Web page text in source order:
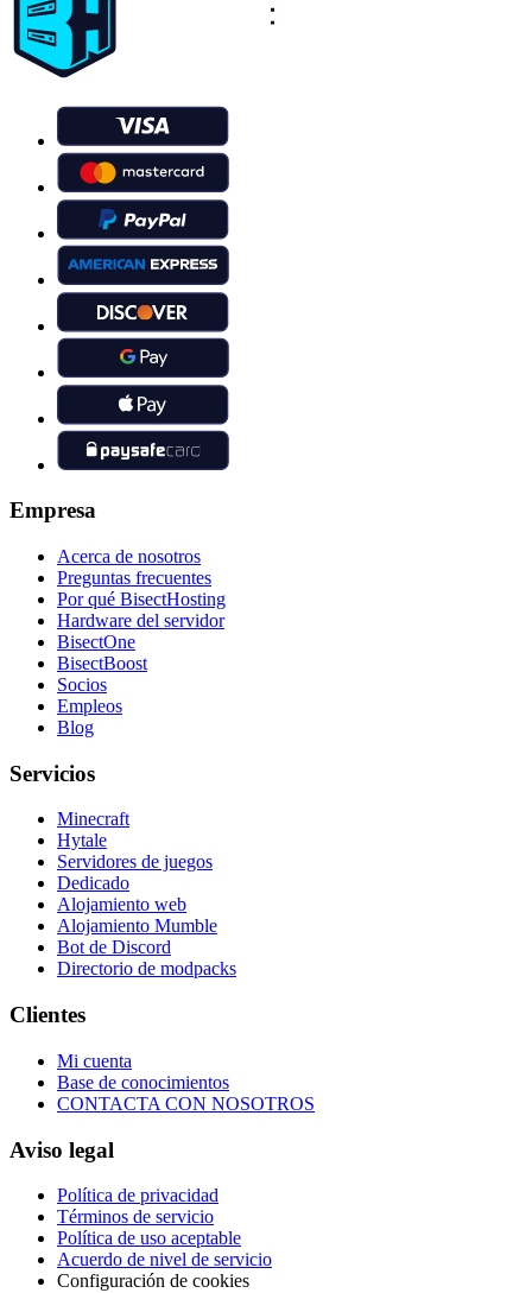
Empresa
Acerca de nosotros
Preguntas frecuentes
Por qué BisectHosting
Hardware del servidor
BisectOne
BisectBoost
Socios
Empleos
Blog
Servicios
Minecraft
Hytale
Servidores de juegos
Dedicado
Alojamiento web
Alojamiento Mumble
Bot de Discord
Directorio de modpacks
Clientes
Mi cuenta
Base de conocimientos
CONTACTA CON NOSOTROS
Aviso legal
Política de privacidad
Términos de servicio
Política de uso aceptable
Acuerdo de nivel de servicio
Configuración de cookies